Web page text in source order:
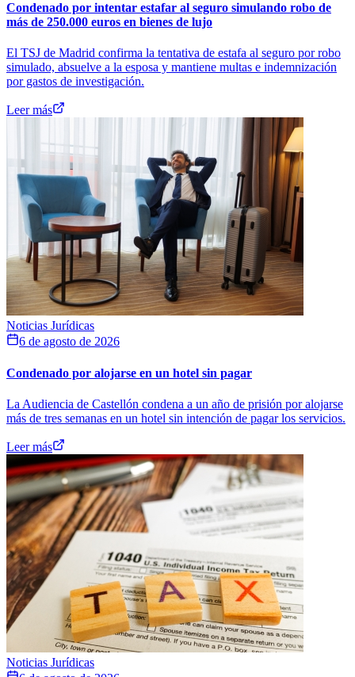
Condenado por intentar estafar al seguro simulando robo de
más de 250.000 euros en bienes de lujo
El TSJ de Madrid confirma la tentativa de estafa al seguro por robo
simulado, absuelve a la esposa y mantiene multas e indemnización
por gastos de investigación.
Leer más
Noticias Jurídicas
6 de agosto de 2026
Condenado por alojarse en un hotel sin pagar
La Audiencia de Castellón condena a un año de prisión por alojarse
más de tres semanas en un hotel sin intención de pagar los servicios.
Leer más
Noticias Jurídicas